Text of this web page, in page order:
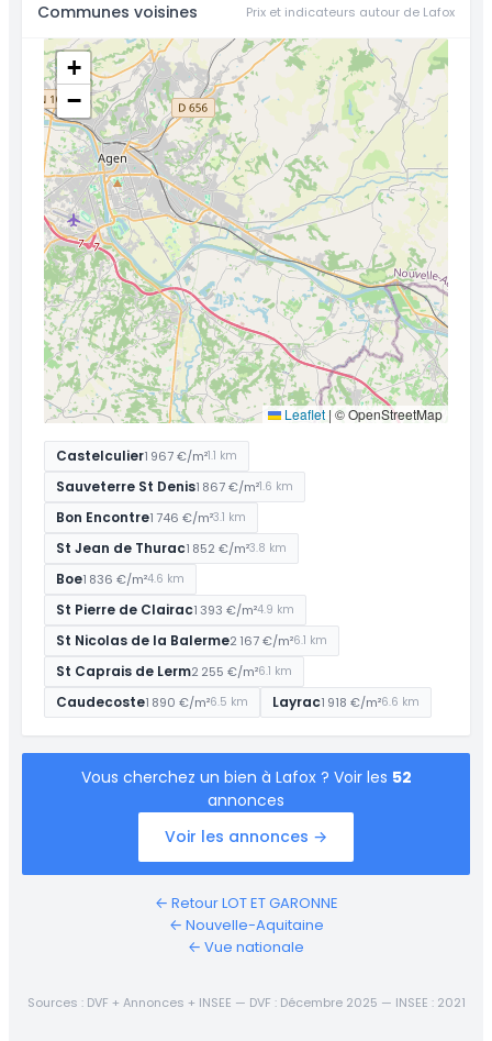
Communes voisines Prix et indicateurs autour de Lafox
+
−
Leaflet | © OpenStreetMap
Castelculier1 967 €/m²1.1 km
Sauveterre St Denis1 867 €/m²1.6 km
Bon Encontre1 746 €/m²3.1 km
St Jean de Thurac1 852 €/m²3.8 km
Boe1 836 €/m²4.6 km
St Pierre de Clairac1 393 €/m²4.9 km
St Nicolas de la Balerme2 167 €/m²6.1 km
St Caprais de Lerm2 255 €/m²6.1 km
Caudecoste1 890 €/m²6.5 km Layrac1 918 €/m²6.6 km
Vous cherchez un bien à Lafox ? Voir les 52
annonces
Voir les annonces →
← Retour LOT ET GARONNE
← Nouvelle-Aquitaine
← Vue nationale
Sources : DVF + Annonces + INSEE — DVF : Décembre 2025 — INSEE : 2021